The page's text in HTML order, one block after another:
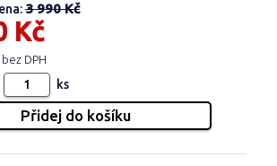
3 990 Kč
Kč
bez DPH
ks